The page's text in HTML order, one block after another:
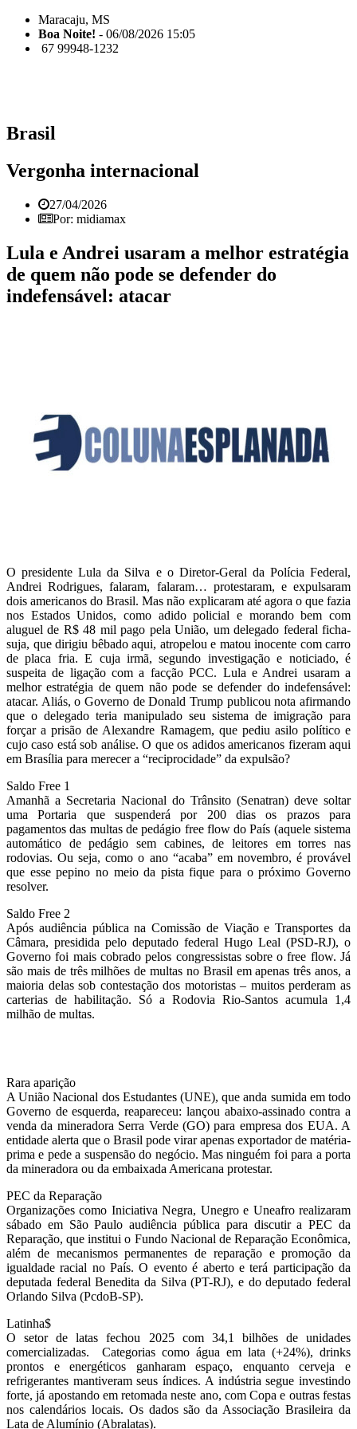
Maracaju, MS
Boa Noite! - 06/08/2026 15:05
67 99948-1232
Brasil
Vergonha internacional
27/04/2026
Por: midiamax
Lula e Andrei usaram a melhor estratégia
de quem não pode se defender do
indefensável: atacar
O presidente Lula da Silva e o Diretor-Geral da Polícia Federal,
Andrei Rodrigues, falaram, falaram… protestaram, e expulsaram
dois americanos do Brasil. Mas não explicaram até agora o que fazia
nos Estados Unidos, como adido policial e morando bem com
aluguel de R$ 48 mil pago pela União, um delegado federal ficha-
suja, que dirigiu bêbado aqui, atropelou e matou inocente com carro
de placa fria. E cuja irmã, segundo investigação e noticiado, é
suspeita de ligação com a facção PCC. Lula e Andrei usaram a
melhor estratégia de quem não pode se defender do indefensável:
atacar. Aliás, o Governo de Donald Trump publicou nota afirmando
que o delegado teria manipulado seu sistema de imigração para
forçar a prisão de Alexandre Ramagem, que pediu asilo político e
cujo caso está sob análise. O que os adidos americanos fizeram aqui
em Brasília para merecer a “reciprocidade” da expulsão?
Saldo Free 1
Amanhã a Secretaria Nacional do Trânsito (Senatran) deve soltar
uma Portaria que suspenderá por 200 dias os prazos para
pagamentos das multas de pedágio free flow do País (aquele sistema
automático de pedágio sem cabines, de leitores em torres nas
rodovias. Ou seja, como o ano “acaba” em novembro, é provável
que esse pepino no meio da pista fique para o próximo Governo
resolver.
Saldo Free 2
Após audiência pública na Comissão de Viação e Transportes da
Câmara, presidida pelo deputado federal Hugo Leal (PSD-RJ), o
Governo foi mais cobrado pelos congressistas sobre o free flow. Já
são mais de três milhões de multas no Brasil em apenas três anos, a
maioria delas sob contestação dos motoristas – muitos perderam as
carterias de habilitação. Só a Rodovia Rio-Santos acumula 1,4
milhão de multas.
Rara aparição
A União Nacional dos Estudantes (UNE), que anda sumida em todo
Governo de esquerda, reapareceu: lançou abaixo-assinado contra a
venda da mineradora Serra Verde (GO) para empresa dos EUA. A
entidade alerta que o Brasil pode virar apenas exportador de matéria-
prima e pede a suspensão do negócio. Mas ninguém foi para a porta
da mineradora ou da embaixada Americana protestar.
PEC da Reparação
Organizações como Iniciativa Negra, Unegro e Uneafro realizaram
sábado em São Paulo audiência pública para discutir a PEC da
Reparação, que institui o Fundo Nacional de Reparação Econômica,
além de mecanismos permanentes de reparação e promoção da
igualdade racial no País. O evento é aberto e terá participação da
deputada federal Benedita da Silva (PT-RJ), e do deputado federal
Orlando Silva (PcdoB-SP).
Latinha$
O setor de latas fechou 2025 com 34,1 bilhões de unidades
comercializadas. Categorias como água em lata (+24%), drinks
prontos e energéticos ganharam espaço, enquanto cerveja e
refrigerantes mantiveram seus índices. A indústria segue investindo
forte, já apostando em retomada neste ano, com Copa e outras festas
nos calendários locais. Os dados são da Associação Brasileira da
Lata de Alumínio (Abralatas).